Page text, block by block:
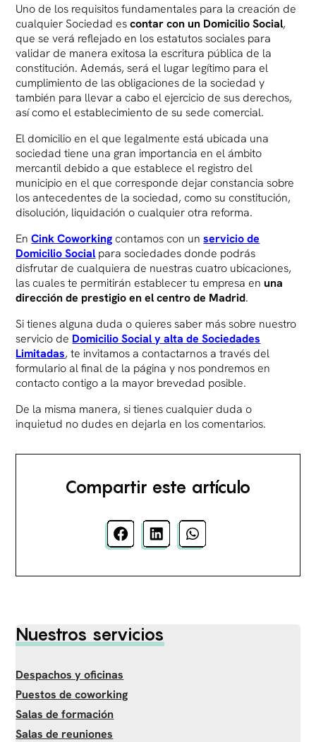
Uno de los requisitos fundamentales para la creación de
cualquier Sociedad escontar con un Domicilio Social,
que se verá reflejado en los estatutos sociales para
validar de manera exitosa la escritura pública de la
constitución. Además, será el lugar legítimo para el
cumplimiento de las obligaciones de la sociedad y
también para llevar a cabo el ejercicio de sus derechos,
así como el establecimiento de su sede comercial.
El domicilio en el que legalmente está ubicada una
sociedad tiene una gran importancia en el ámbito
mercantil debido a que establece el registro del
municipio en el que corresponde dejar constancia sobre
los antecedentes de la sociedad, como su constitución,
disolución, liquidación o cualquier otra reforma.
EnCink Coworking contamos con unservicio de
Domicilio Social para sociedades donde podrás
disfrutar de cualquiera de nuestras cuatro ubicaciones,
las cuales te permitirán establecer tu empresa enuna
dirección de prestigio en el centro de Madrid.
Si tienes alguna duda o quieres saber más sobre nuestro
servicio de Domicilio Social y alta de Sociedades
Limitadas, te invitamos a contactarnos a través del
formulario al final de la página y nos pondremos en
contacto contigo a la mayor brevedad posible.
De la misma manera, si tienes cualquier duda o
inquietud no dudes en dejarla en los comentarios.
Compartir este artículo
Nuestros servicios
Despachos y oficinas
Puestos de coworking
Salas de formación
Salas de reuniones